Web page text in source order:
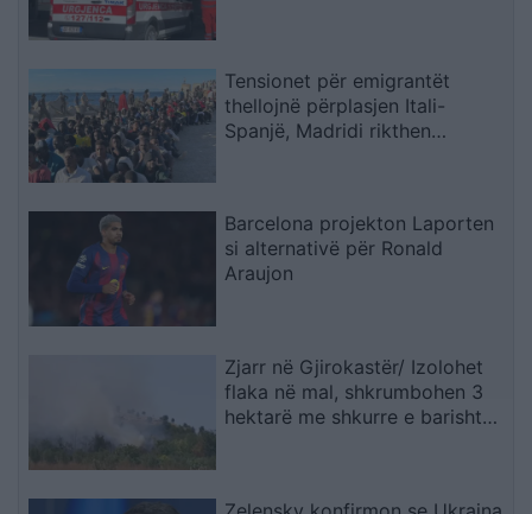
Tensionet për emigrantët
thellojnë përplasjen Itali-
Spanjë, Madridi rikthen
Barcelona projekton Laporten
si alternativë për Ronald
Araujon
Zjarr në Gjirokastër/ Izolohet
flaka në mal, shkrumbohen 3
hektarë me shkurre e barishte